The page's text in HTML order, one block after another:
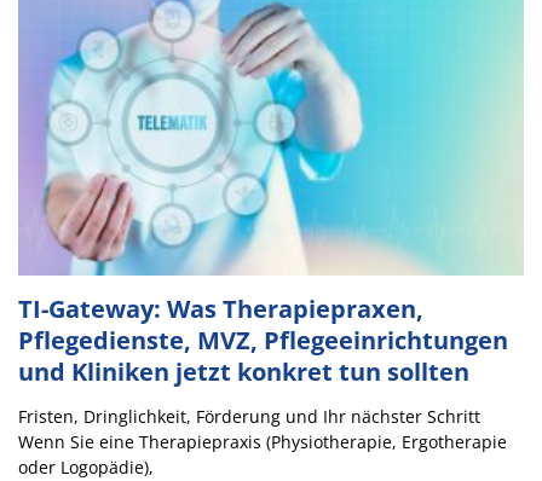
TI-Gateway: Was Therapiepraxen,
Pflegedienste, MVZ, Pflegeeinrichtungen
und Kliniken jetzt konkret tun sollten
Fristen, Dringlichkeit, Förderung und Ihr nächster Schritt
Wenn Sie eine Therapiepraxis (Physiotherapie, Ergotherapie
oder Logopädie),